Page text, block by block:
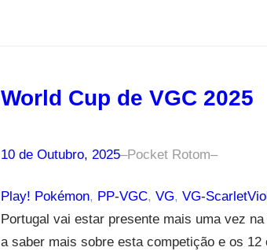
World Cup de VGC 2025
10 de Outubro, 2025–Pocket Rotom–
Play! Pokémon, PP-VGC, VG, VG-
Portugal vai estar presente mais uma vez
a saber mais sobre esta competição e os 12